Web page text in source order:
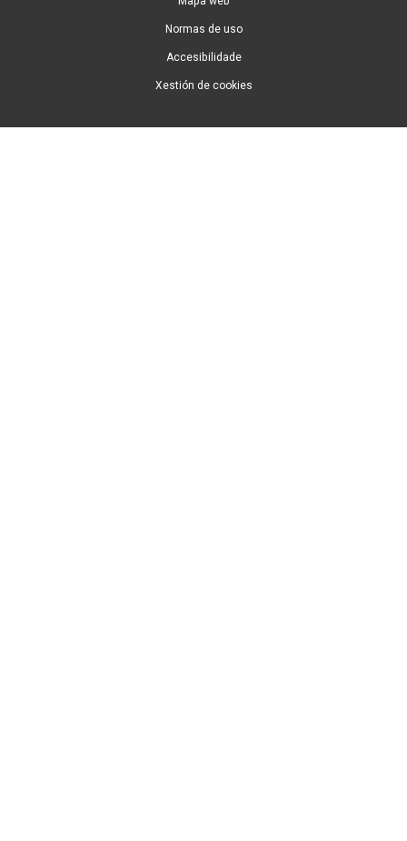
Normas de uso
Accesibilidade
Xestión de cookies